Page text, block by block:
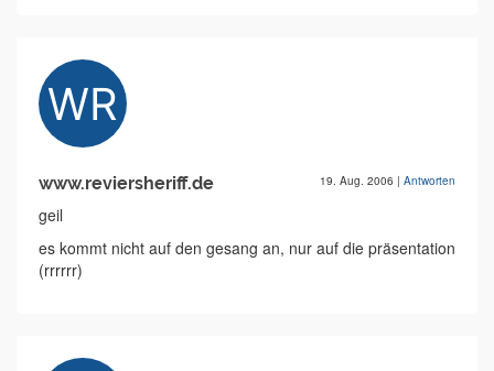
www.reviersheriff.de 19. Aug. 2006 | Antworten
geil
es kommt nicht auf den gesang an, nur auf die präsentation
(rrrrrr)